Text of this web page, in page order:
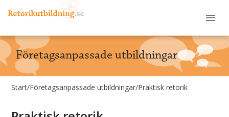
Företagsanpassade utbildningar
Start/Företagsanpassade utbildningar/Praktisk retorik